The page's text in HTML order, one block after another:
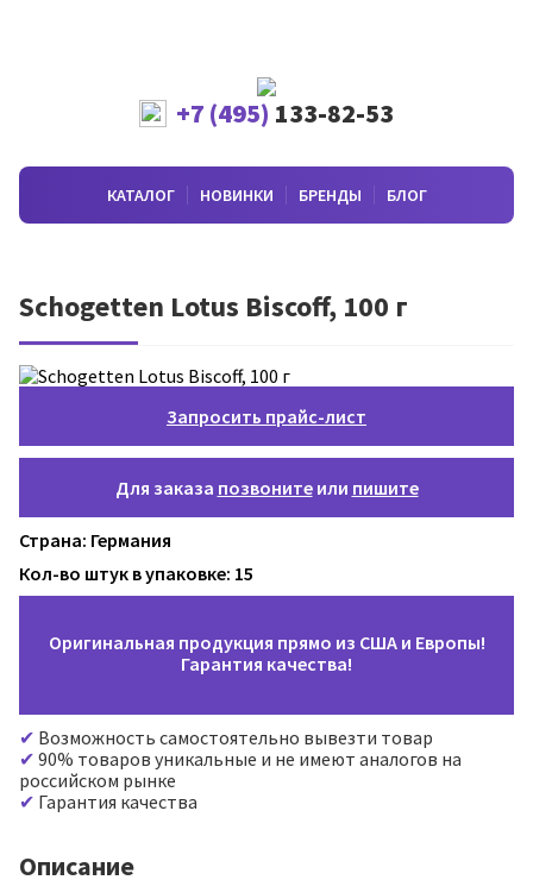
+7 (495) 133-82-53
КАТАЛОГ НОВИНКИ БРЕНДЫ БЛОГ
Schogetten Lotus Biscoff, 100 г
Запросить прайс-лист
Для заказа позвонитеили пишите
Страна: Германия
Кол-во штук в упаковке: 15
Оригинальная продукция прямо из США и Европы!
Гарантия качества!
Возможность самостоятельно вывезти товар
90% товаров уникальные и не имеют аналогов на
российском рынке
Гарантия качества
Описание